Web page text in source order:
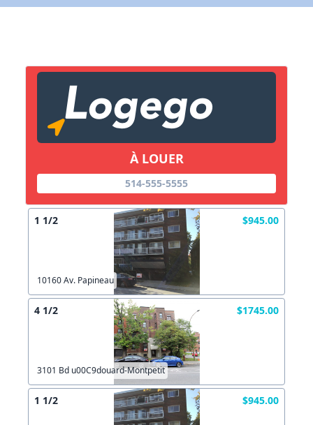
À LOUER
514-555-5555
1 1/2 $945.00
10160 Av. Papineau
4 1/2 $1745.00
3101 Bd u00C9douard-Montpetit
1 1/2 $945.00
X Fermer
Lien vers inscription (sera inclus dans courriel)
X Fermer Envoyez